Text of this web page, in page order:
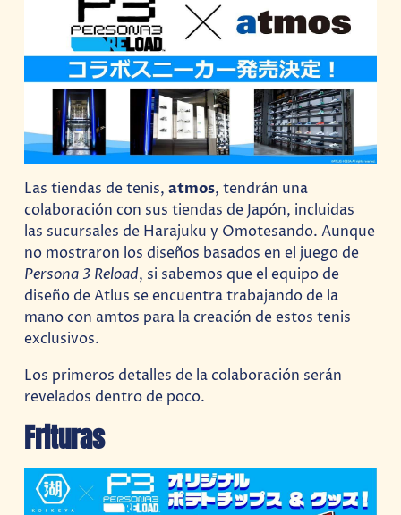
Las tiendas de tenis,atmos, tendrán una
colaboración con sus tiendas de Japón, incluidas
las sucursales de Harajuku y Omotesando. Aunque
no mostraron los diseños basados en el juego de
Persona 3 Reload, si sabemos que el equipo de
diseño de Atlus se encuentra trabajando de la
mano con amtos para la creación de estos tenis
exclusivos.
Los primeros detalles de la colaboración serán
revelados dentro de poco.
Frituras